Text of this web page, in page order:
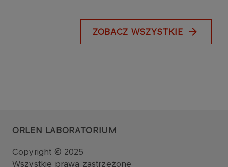
ZOBACZ WSZYSTKIE
ORLEN LABORATORIUM
Copyright © 2025
Wszystkie prawa zastrzeżone